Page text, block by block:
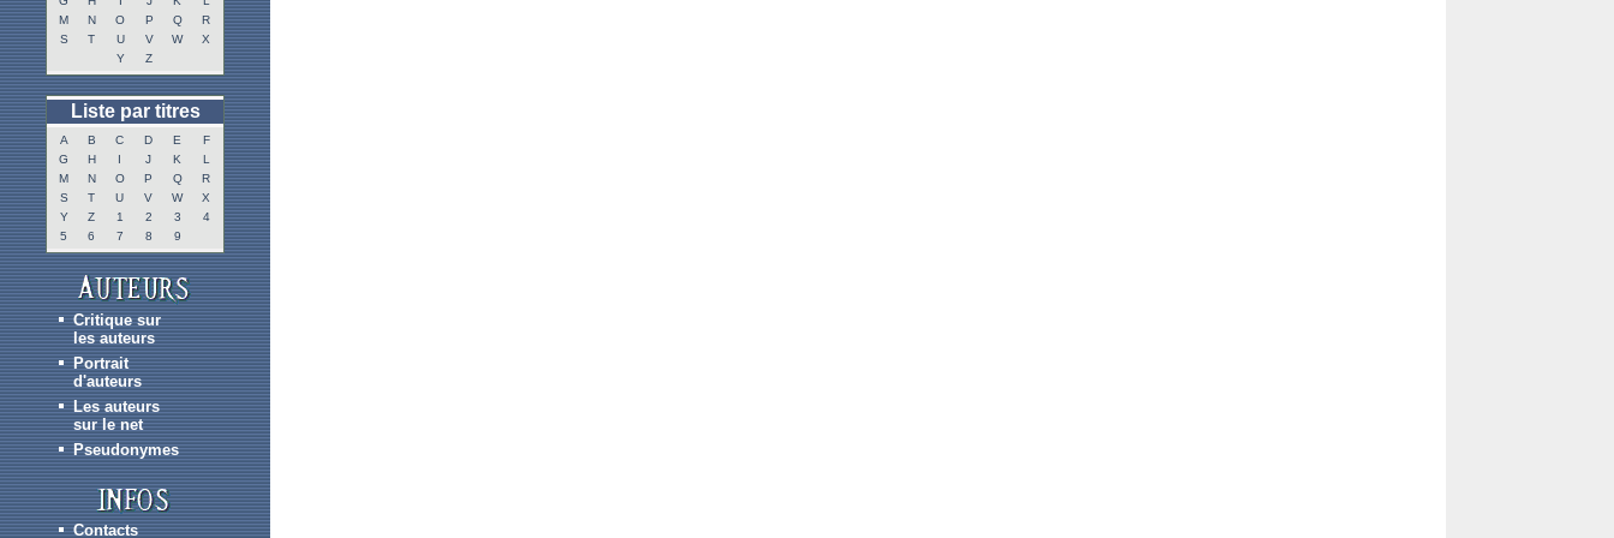
M
N O P Q
R
S
T U V W
X
Y
Z
Liste par titres
A B C D E
F
G
H I J K
L
M
N O P Q
R
S
T U V W
X
Y
Z 1 2 3
4
5
6 7 8 9
Critique sur
les auteurs
Portrait
d'auteurs
Les auteurs
sur le net
Pseudonymes
Contacts